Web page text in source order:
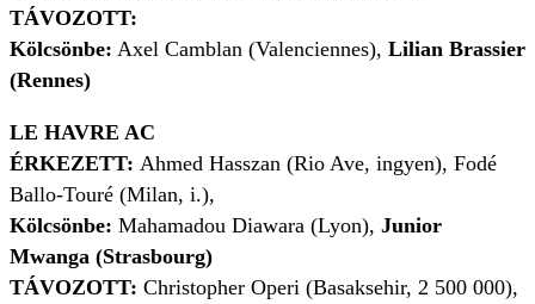
TÁVOZOTT:
Kölcsönbe: Axel Camblan (Valenciennes), Lilian Brassier
(Rennes)
LE HAVRE AC
ÉRKEZETT: Ahmed Hasszan (Rio Ave, ingyen), Fodé
Ballo-Touré (Milan, i.),
Kölcsönbe: Mahamadou Diawara (Lyon), Junior
Mwanga (Strasbourg)
TÁVOZOTT: Christopher Operi (Basaksehir, 2 500 000),